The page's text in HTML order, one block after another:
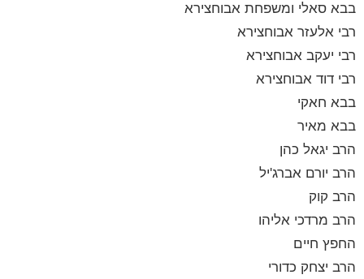
בבא סאלי ומשפחת אבוחצירא
רבי אלעזר אבוחצירא
רבי יעקב אבוחצירא
רבי דוד אבוחצירא
בבא חאקי
בבא מאיר
הרב יגאל כהן
הרב יורם אברג'יל
הרב קוק
הרב מרדכי אליהו
החפץ חיים
הרב יצחק כדורי